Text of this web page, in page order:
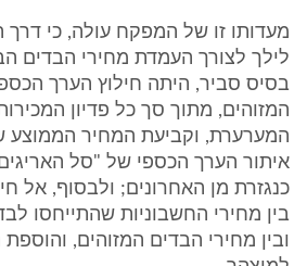
מעדותו זו של המפקח עולה, כי
לילך לצורך העמדת מחירי הבדים
בסיס סביר, היתה חילוץ הערך
המזוהים, מתוך סך כל פדיון
המערערת, וקביעת המחיר הממוצע
איתור הערך הכספי של "סל
כנגזרת מן האחרונים; ולבסוף, אל
בין מחירי החשבוניות שהתייחסו
ובין מחירי הבדים המזוהים,